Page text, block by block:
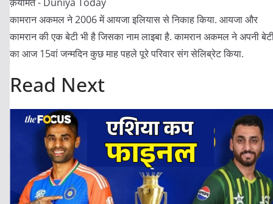
कामरान अकमल ने 2006 में आयजा इलियास से निकाह किया. आयजा और
कामरान की एक बेटी भी है जिसका नाम लाइबा है. कामरान अकमल ने अपनी
का आज 15वां जन्मदिन कुछ माह पहले पूरे परिवार संग सेलिब्रेट किया.
Read Next